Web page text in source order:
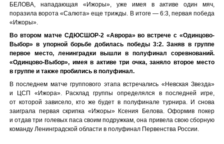
БЕЛОВА, нападающая «Ижоры», уже имея в активе один мяч,
поразила ворота «Салюта» еще трижды. В итоге — 6:3, первая победа
«Ижоры».
Во втором матче СДЮСШОР-2 «Аврора» во встрече с «Одинцово-
Выбор» в упорной борьбе добилась победы 3:2. Заняв в группе
первое место, ленинградки вышли в полуфинал соревнований.
«Одинцово-Выбор», имея в активе три очка, заняло второе место
в группе и также пробились в полуфинал.
В последнем матче группового этапа встречались «Невская Звезда»
и ЦСП «Ижора». Расклад группы определялся в последней игре,
от которой зависело, кто же будет в полуфинале турнира. И снова
заиграла первая скрипка «Ижоры» Ксения Белова. Оформив покер
и отдав три голевых паса своим подружкам, она привела свою сборную
команду Ленинградской области в полуфинал Первенства России.